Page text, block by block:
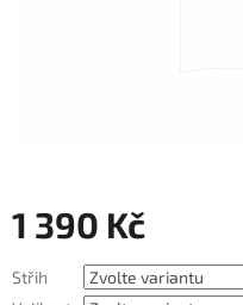
1 390 Kč
cena:
Střih